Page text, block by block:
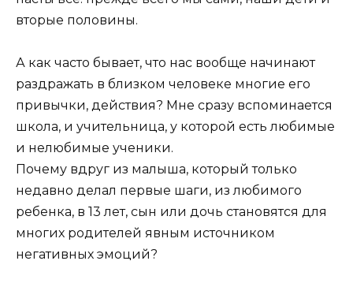
вторые половины.
А как часто бывает, что нас вообще начинают
раздражать в близком человеке многие его
привычки, действия? Мне сразу вспоминается
школа, и учительница, у которой есть любимые
и нелюбимые ученики.
Почему вдруг из малыша, который только
недавно делал первые шаги, из любимого
ребенка, в 13 лет, сын или дочь становятся для
многих родителей явным источником
негативных эмоций?